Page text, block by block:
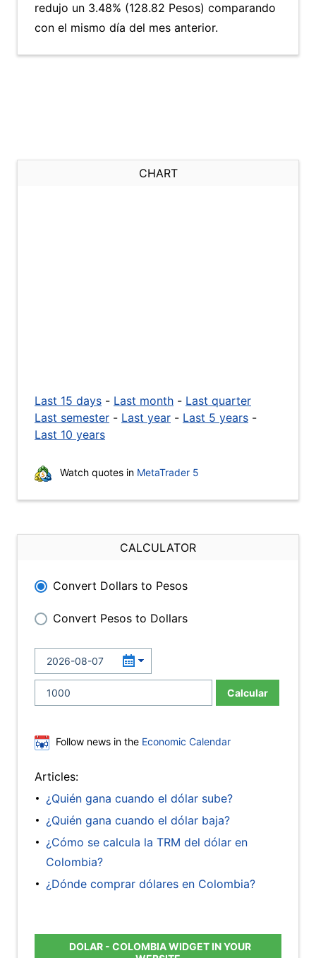
redujo un 3.48% (128.82 Pesos) comparando
con el mismo día del mes anterior.
CHART
Last 15 days - Last month - Last quarter
Last semester - Last year - Last 5 years -
Last 10 years
Watch quotes in MetaTrader 5
CALCULATOR
Convert Dollars to Pesos
Convert Pesos to Dollars
Calcular
Follow news in the Economic Calendar
Articles:
¿Quién gana cuando el dólar sube?
¿Quién gana cuando el dólar baja?
¿Cómo se calcula la TRM del dólar en
Colombia?
¿Dónde comprar dólares en Colombia?
DOLAR - COLOMBIA WIDGET IN YOUR